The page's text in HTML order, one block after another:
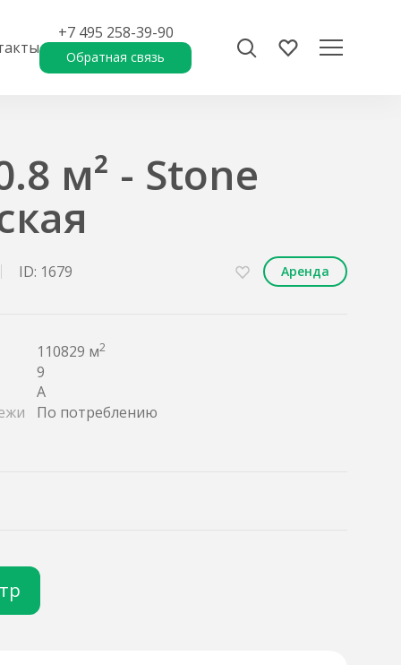
+7 495 258-39-90
Обратная связь
м² - Stone
ID: 1679 Аренда
110829 м2
9
A
По потреблению